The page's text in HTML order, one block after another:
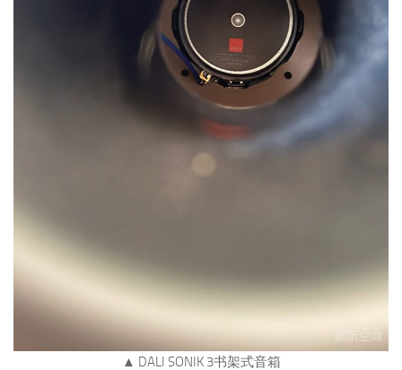
▲ DALI SONIK 3书架式音箱